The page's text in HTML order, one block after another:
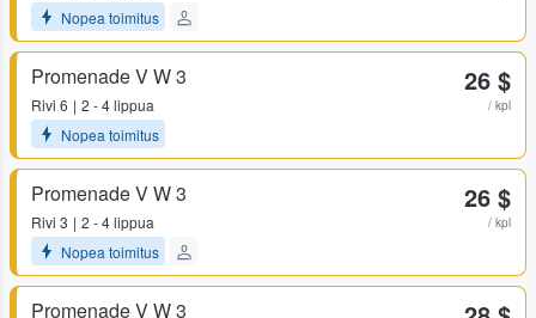
Nopea toimitus
Promenade V W 3
Rivi 6
2 - 4 lippua
Nopea toimitus
26 $
/ kpl
Promenade V W 3
Rivi 3
2 - 4 lippua
Nopea toimitus
26 $
/ kpl
Promenade V W 3